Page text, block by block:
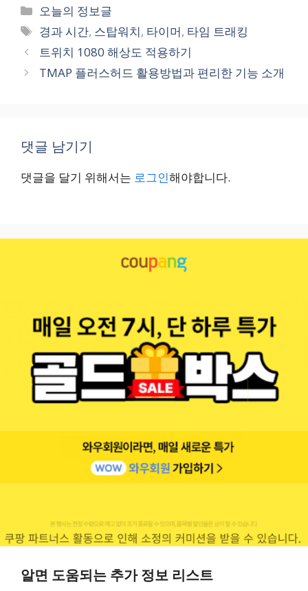
카
테
고
리
오늘의 정보글
태
그
경과 시간, 스탑워치, 타이머, 타임 트래킹
트위치 1080 해상도 적용하기
TMAP 플러스허드 활용방법과 편리한 기능 소개
댓글 남기기
댓글을 달기 위해서는 로그인해야합니다.
알면 도움되는 추가 정보 리스트